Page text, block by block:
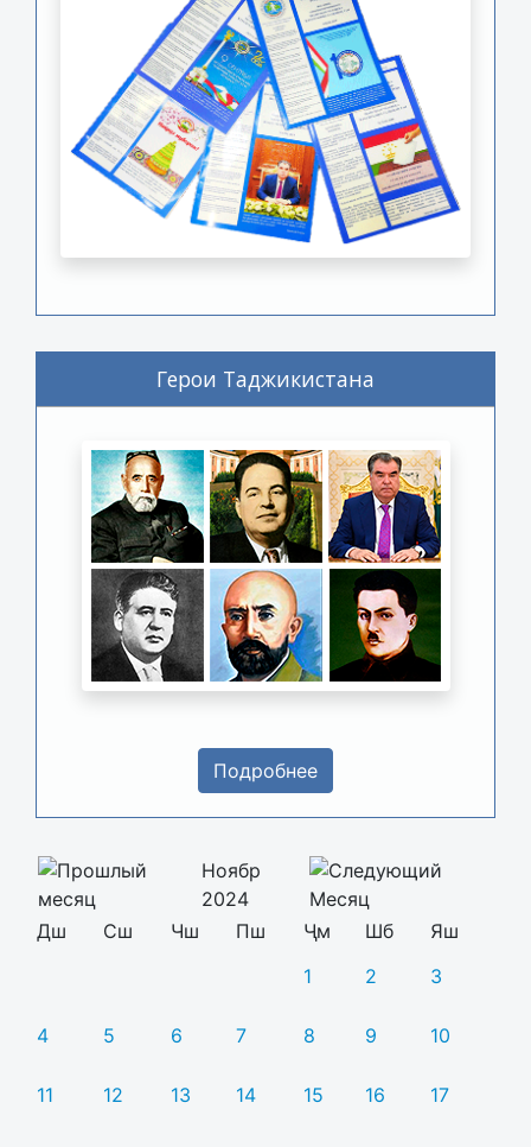
Герои Таджикистана
Подробнее
Ноябр
2024
Дш
Сш Чш Пш Ҷм Шб
Яш
1
2 3
4 5 6 7 8 9 10
11 12 13 14 15 16 17